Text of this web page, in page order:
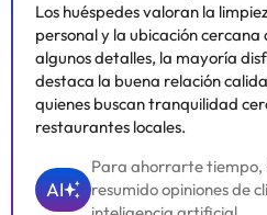
Los huéspedes valoran la
personal y la ubicación
algunos detalles, la mayoría
destaca la buena relación
quienes buscan tranquilidad
restaurantes locales.
AI
Para ahorrarte tiempo,
resumido opiniones de